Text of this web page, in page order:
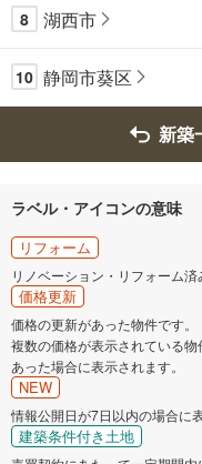
8 湖西市
10 静岡市葵区
新築
ラベル・アイコンの意味
リフォーム
リノベーション・リフォーム済
価格更新
価格の更新があった物件です。
複数の価格が表示されている
あった場合に表示されます。
NEW
情報公開日が7日以内の場合に
建築条件付き土地